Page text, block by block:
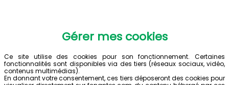
Gérer mes cookies
Ce site utilise des cookies pour son fonctionnement. Certaines
fonctionnalités sont disponibles via des tiers (réseaux sociaux, vidéo,
contenus multimédias).
En donnant votre consentement, ces tiers déposeront des cookies pour